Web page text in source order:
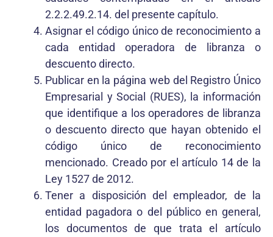
2.2.2.49.2.14. del presente capítulo.
Asignar el código único de reconocimiento a
cada entidad operadora de libranza o
descuento directo.
Publicar en la página web del Registro Único
Empresarial y Social (RUES), la información
que identifique a los operadores de libranza
o descuento directo que hayan obtenido el
código único de reconocimiento
mencionado. Creado por el artículo 14 de la
Ley 1527 de 2012.
Tener a disposición del empleador, de la
entidad pagadora o del público en general,
los documentos de que trata el artículo